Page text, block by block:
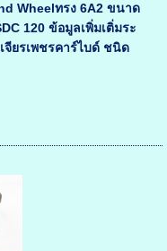
Wheelทรง 6A2 ขนาด
120 ข้อมูลเพิ่มเติ่มระ
ยรเพชรคาร์ไบด์ ชนิด